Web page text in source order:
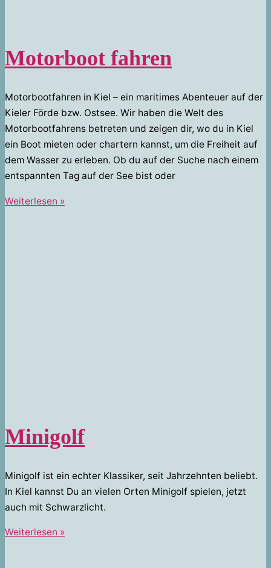
Motorboot fahren
Motorbootfahren in Kiel – ein maritimes Abenteuer auf der
Kieler Förde bzw. Ostsee. Wir haben die Welt des
Motorbootfahrens betreten und zeigen dir, wo du in Kiel
ein Boot mieten oder chartern kannst, um die Freiheit auf
dem Wasser zu erleben. Ob du auf der Suche nach einem
entspannten Tag auf der See bist oder
Motorboot
Weiterlesen »
Minigolf
Minigolf ist ein echter Klassiker, seit Jahrzehnten beliebt.
In Kiel kannst Du an vielen Orten Minigolf spielen, jetzt
auch mit Schwarzlicht.
Minigolf
Weiterlesen »